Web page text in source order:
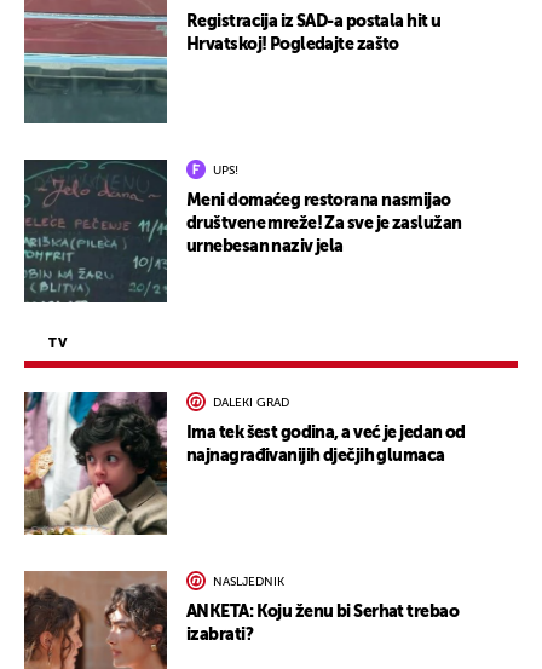
Registracija iz SAD-a postala hit u
Hrvatskoj! Pogledajte zašto
UPS!
Meni domaćeg restorana nasmijao
društvene mreže! Za sve je zaslužan
urnebesan naziv jela
TV
DALEKI GRAD
Ima tek šest godina, a već je jedan od
najnagrađivanijih dječjih glumaca
NASLJEDNIK
ANKETA: Koju ženu bi Serhat trebao
izabrati?